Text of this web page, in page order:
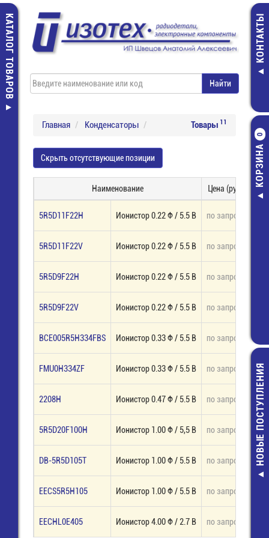
КАТАЛОГ ТОВАРОВ КОНТАКТЫ
КОРЗИНА
0
SCS-6 (DIP-
Панелька
контактов
НОВЫЕ ПОСТУПЛЕНИЯ
Главная Конденсаторы Товары 11
Скрыть отсутствующие позиции
Наименование Цена (руб.)
5R5D11F22H Ионистор 0.22 Ф / 5.5 В по запросу
5R5D11F22V Ионистор 0.22 Ф / 5.5 В по запросу
5R5D9F22H Ионистор 0.22 Ф / 5.5 В по запросу
5R5D9F22V Ионистор 0.22 Ф / 5.5 В по запросу
BCE005R5H334FBS Ионистор 0.33 Ф / 5.5 В по запросу
FMU0H334ZF Ионистор 0.33 Ф / 5.5 В по запросу
2208H Ионистор 0.47 Ф / 5.5 В по запросу
5R5D20F100H Ионистор 1.00 Ф / 5,5 В по запросу
DB-5R5D105T Ионистор 1.00 Ф / 5.5 В по запросу
EECS5R5H105 Ионистор 1.00 Ф / 5.5 В по запросу
EECHL0E405 Ионистор 4.00 Ф / 2.7 В по запросу